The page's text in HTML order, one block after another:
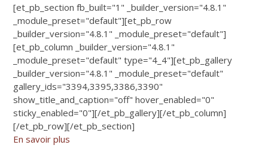
[et_pb_section fb_built="1" _builder_version="4.8.1"
_module_preset="default"][et_pb_row
_builder_version="4.8.1" _module_preset="default"]
[et_pb_column _builder_version="4.8.1"
_module_preset="default" type="4_4"][et_pb_gallery
_builder_version="4.8.1" _module_preset="default"
gallery_ids="3394,3395,3386,3390"
show_title_and_caption="off" hover_enabled="0"
sticky_enabled="0"][/et_pb_gallery][/et_pb_column]
[/et_pb_row][/et_pb_section]
En savoir plus